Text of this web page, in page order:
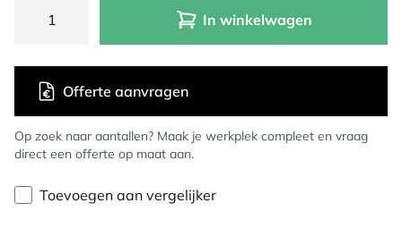
In winkelwagen
Op zoek naar aantallen? Maak je werkplek compleet en vraag
direct een offerte op maat aan.
Offerte aanvragen
Toevoegen aan vergelijker